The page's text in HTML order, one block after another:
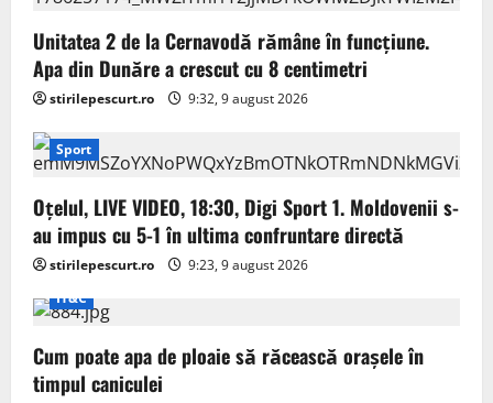
Unitatea 2 de la Cernavodă rămâne în funcțiune.
Apa din Dunăre a crescut cu 8 centimetri
stirilepescurt.ro 9:32, 9 august 2026
Sport
Oțelul, LIVE VIDEO, 18:30, Digi Sport 1. Moldovenii s-
au impus cu 5-1 în ultima confruntare directă
stirilepescurt.ro
9:23, 9 august 2026
IT&C
Cum poate apa de ploaie să răcească orașele în
timpul caniculei